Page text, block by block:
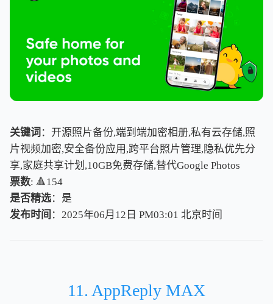
关键词 ：开源照片备份,端到端加密相册,私有云存储,照
片视频加密,安全备份应用,跨平台照片管理,隐私优先分
享,家庭共享计划,10GB免费存储,替代Google Photos
票数: 🔺154
是否精选：是
发布时间 ：2025年06月12日 PM03:01 北京时间
北京时间
11. AppReply MAX